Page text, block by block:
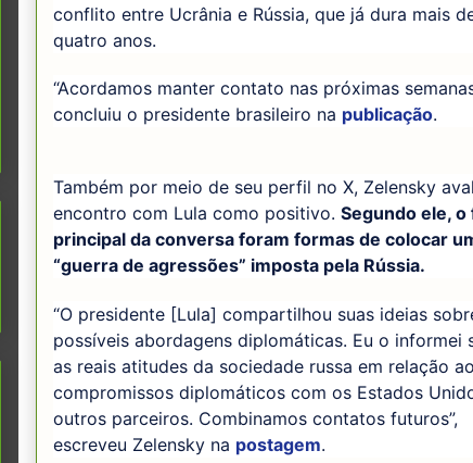
conflito entre Ucrânia e Rússia, que já dura mais
quatro anos.
“Acordamos manter contato nas próximas
concluiu o presidente brasileiro na publicação.
Também por meio de seu perfil no X, Zelensky
encontro com Lula como positivo. Segundo ele, o
principal da conversa foram formas de colocar
“guerra de agressões” imposta pela Rússia.
“O presidente [Lula] compartilhou suas ideias
possíveis abordagens diplomáticas. Eu o informei
as reais atitudes da sociedade russa em relação
compromissos diplomáticos com os Estados
outros parceiros. Combinamos contatos futuros”,
escreveu Zelensky na postagem.